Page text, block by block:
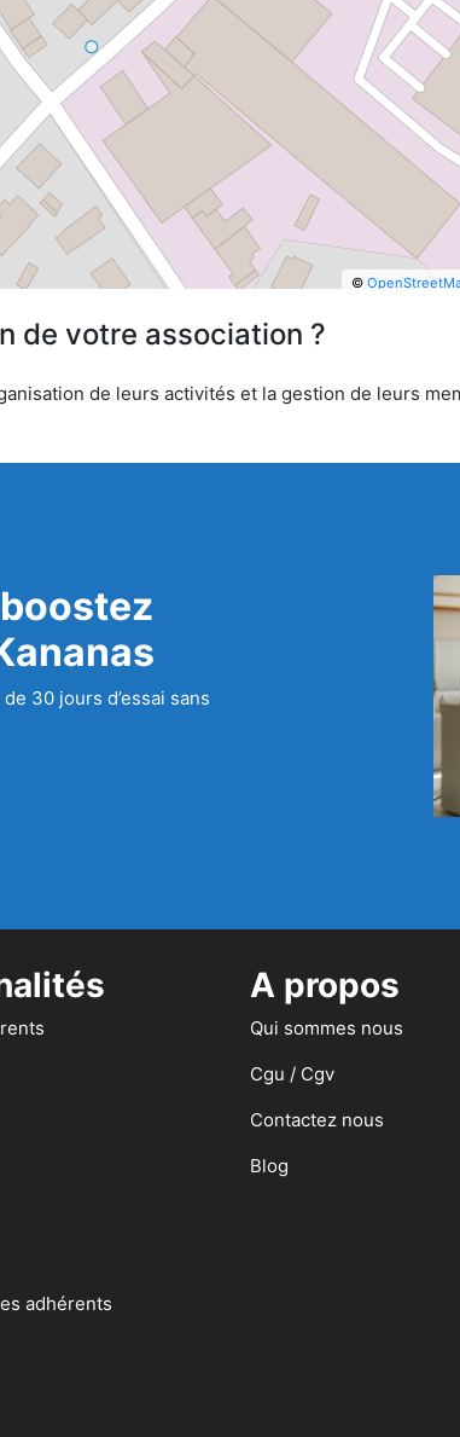
©
de votre association ?
de leurs activités et la gestion de leurs
30 jours d’essai sans
adhérents
A propos
Qui sommes nous
Cgu / Cgv
Contactez nous
Blog